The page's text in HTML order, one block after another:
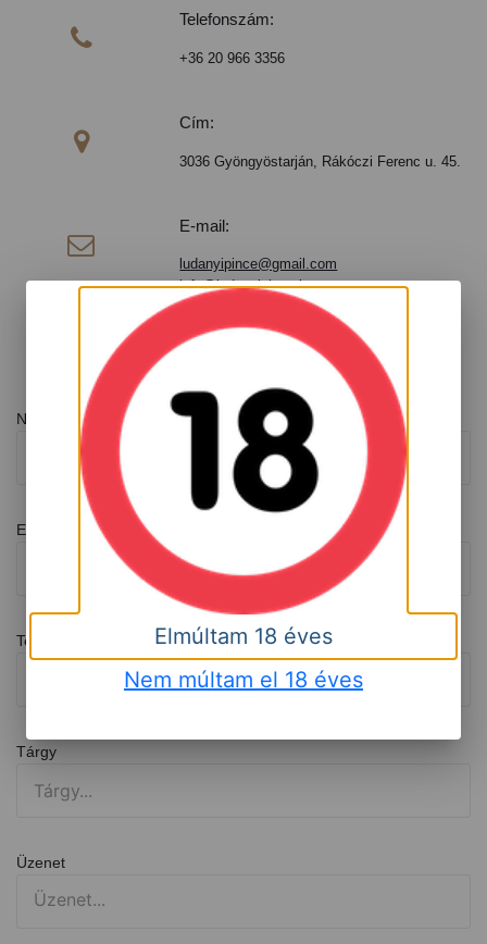

Telefonszám:
+36 20 966 3356

Cím:
3036 Gyöngyöstarján, Rákóczi Ferenc u. 45.

E-mail:
ludanyipince@gmail.com
info@ludanyipince.hu
Név
Email
Telefonszám
Tárgy
Üzenet
Elmúltam 18 éves
Nem múltam el 18 éves